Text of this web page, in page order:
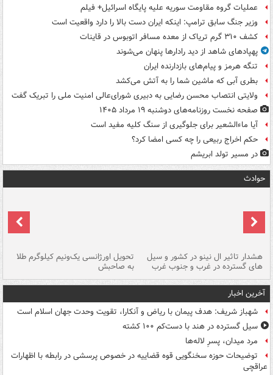
عملیات گروه مقاومت سوریه علیه پایگاه اسرائیل+ فیلم
وزیر جنگ سابق ترامپ: اینکه ایران دست بالا را دارد واقعیت است
کشف ۳۱۰ گرم تریاک از معده مسافر اتوبوس در قاینات
پهپادهای شاهد از دید رادارها پنهان می‌شوند
تنگه هرمز و پیام‌های بازدارنده ایران
بطری آبی که ماشین شما را به آتش می‌کشد
ولایتی انتصاب محسن رضایی به دبیری شورای‌عالی امنیت ملی را تبریک گفت
صفحه نخست روزنامه‌های دوشنبه ۱۹ مرداد ۱۴۰۵
آیا ماءالشعیر برای جلوگیری از سنگ کلیه مفید است
حکم اخراج ربیعی را چه کسی امضا کرد؟
در مسیر تولد ابریشم
حوادث
هشدار تاثیر ال نینو در کشور و سیل
های گسترده در غرب و جنوب غرب
تحویل اورژانسی یک‌ونیم کیلوگرم طلا
به صاحبش
آخرین اخبار
شهباز شریف: هدف پیمان با ریاض و آنکارا، تقویت وحدت جهان اسلام است
سیل گسترده در هند با دست‌کم ۱۰۰ کشته
مرد میدان، پسرِ لاله‌ها
توضیحات حوزه سخنگویی قوه قضاییه در خصوص پرسشی در رابطه با اظهارات
عراقچی